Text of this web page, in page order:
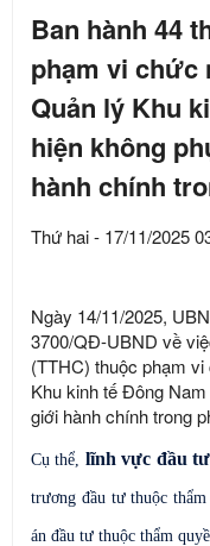
Ban hành 44
phạm vi chức
Quản lý Khu
hiện không
hành chính
Thứ hai - 17/11/2025
Ngày 14/11/2025,
3700/QĐ-UBND về
(TTHC) thuộc phạm
Khu kinh tế Đông
giới hành chính trong
Cụ thể, lĩnh vực đầu
trương đầu tư thuộc
án đầu tư thuộc thẩm